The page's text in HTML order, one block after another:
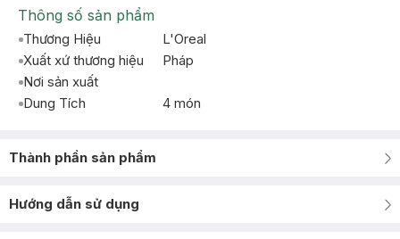
Thông số sản phẩm
Thương Hiệu
L'Oreal
Xuất xứ thương hiệu
Pháp
Nơi sản xuất
Dung Tích
4 món
Thành phần sản phẩm
Hướng dẫn sử dụng